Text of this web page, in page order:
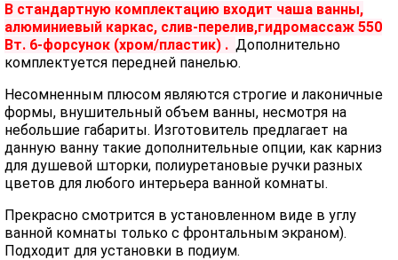
В стандартную комплектацию входит чаша ванны,
алюминиевый каркас, слив-перелив,гидромассаж 550
Вт. 6-форсунок (хром/пластик) . Дополнительно
комплектуется передней панелью.
Несомненным плюсом являются строгие и лаконичные
формы, внушительный объем ванны, несмотря на
небольшие габариты. Изготовитель предлагает на
данную ванну такие дополнительные опции, как карниз
для душевой шторки, полиуретановые ручки разных
цветов для любого интерьера ванной комнаты.
Прекрасно смотрится в установленном виде в углу
ванной комнаты только с фронтальным экраном).
Подходит для установки в подиум.